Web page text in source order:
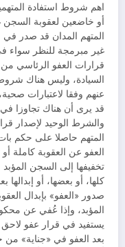
اهم شروط استفادة
أو خاضعين لعقوبة السجن
المتهم المدان قد صدر في
غير مبرمجة للنظر سواء
قرارات العفو الرئاسي
السيادة، وليس هناك شروط
عنهم وفقا لاعتبارات
قد يرى أن هناك تجاوزا
والشرط الوحيد لإصدار
المتهم حاصلا على حكم
العفو عن العقوبة كاملة
تخفيفها إلى السجن المؤبد
كلها، أو بعضها، أو
صدور «العفو» بإبدال
المؤبد، وإذا عُفي عن
يستفيد في قرار عفو
بعد العفو في «جناية»